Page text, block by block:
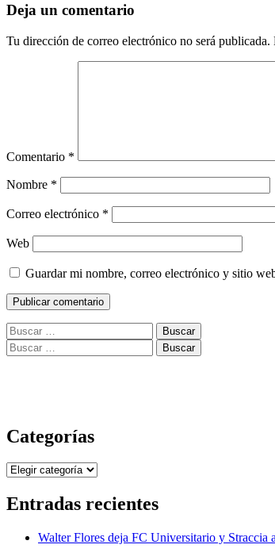
Deja un comentario
Tu dirección de correo electrónico no será publicada.
Comentario *
Nombre *
Correo electrónico *
Web
Guardar mi nombre, correo electrónico y sitio
Buscar:
Buscar:
Categorías
Categorías
Entradas recientes
Walter Flores deja FC Universitario y Straccia